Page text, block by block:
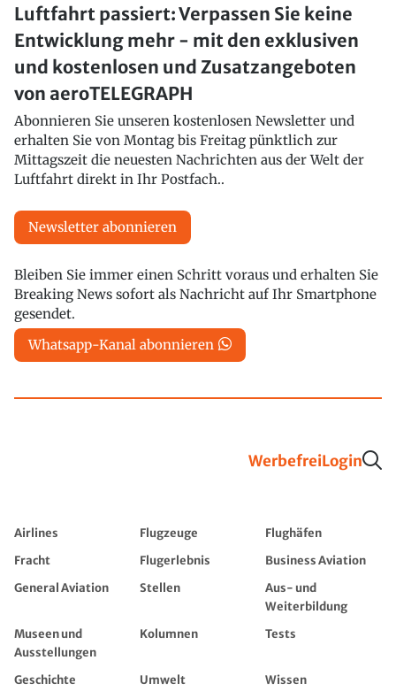
Luftfahrt passiert: Verpassen Sie keine
Entwicklung mehr - mit den exklusiven
und kostenlosen und Zusatzangeboten
von aeroTELEGRAPH
Abonnieren Sie unseren kostenlosen Newsletter und
erhalten Sie von Montag bis Freitag pünktlich zur
Mittagszeit die neuesten Nachrichten aus der Welt der
Luftfahrt direkt in Ihr Postfach..
Newsletter abonnieren
Bleiben Sie immer einen Schritt voraus und erhalten Sie
Breaking News sofort als Nachricht auf Ihr Smartphone
gesendet.
Whatsapp-Kanal abonnieren
WerbefreiLogin
Airlines Flugzeuge
Flughäfen
Fracht
Flugerlebnis
Business Aviation
General Aviation
Stellen
Aus- und
Weiterbildung
Museen und
Ausstellungen
Kolumnen Tests
Geschichte Umwelt
Wissen